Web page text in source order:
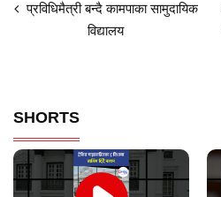
प्रविधिमैत्री बन्दै कामपाका सामुदायिक
विद्यालय
SHORTS